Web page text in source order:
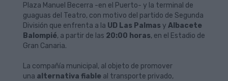
Plaza Manuel Becerra -en el Puerto- y la terminal de
guaguas del Teatro, con motivo del partido de Segunda
División que enfrenta a la UD Las Palmas y Albacete
Balompié, a partir de las 20:00 horas, en el Estadio de
Gran Canaria.
La compañía municipal, al objeto de promover
una alternativa fiable al transporte privado,